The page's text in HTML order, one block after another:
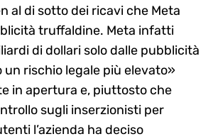
al di sotto dei ricavi che Meta
truffaldine. Meta infatti
di dollari solo dalle pubblicità
rischio legale più elevato»
in apertura e, piuttosto che
sugli inserzionisti per
l’azienda ha deciso